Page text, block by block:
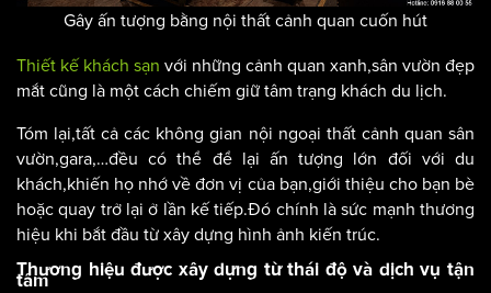
Gây ấn tượng bằng nội thất cảnh quan cuốn hút
Thiết kế khách sạn với những cảnh quan xanh,sân vườn đẹp
mắt cũng là một cách chiếm giữ tâm trạng khách du lịch.
Tóm lại,tất cả các không gian nội ngoại thất cảnh quan sân
vườn,gara,…đều có thể để lại ấn tượng lớn đối với du
khách,khiến họ nhớ về đơn vị của bạn,giới thiệu cho bạn bè
hoặc quay trở lại ở lần kế tiếp.Đó chính là sức mạnh thương
hiệu khi bắt đầu từ xây dựng hình ảnh kiến trúc.
Thương hiệu được xây dựng từ thái độ và dịch vụ tận
tâm